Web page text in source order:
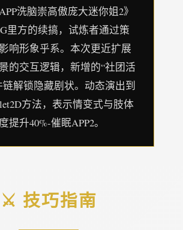
洗脑崇高傲庞大迷你姐2》
里方的续搞，试炼者通过策
响形象乎系。本次更近扩展
的交互逻辑，新增的“社团活
链解锁隐藏剧状。动态演出到
方法，表示情变式与肢体
提升40%-催眠APP2。
⚔️ 技巧指南